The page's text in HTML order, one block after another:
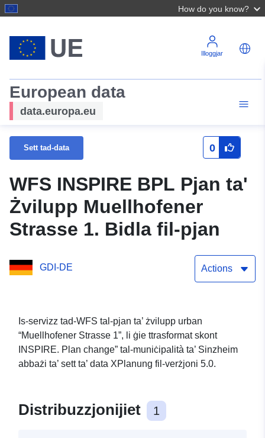
How do you know?
Illoggjar
European data
data.europa.eu
Sett tad-data 0
WFS INSPIRE BPL Pjan ta'
Żvilupp Muellhofener
Strasse 1. Bidla fil-pjan
GDI-DE Actions
Is-servizz tad-WFS tal-pjan ta’ żvilupp urban
“Muellhofener Strasse 1”, li ġie ttrasformat skont
INSPIRE. Plan change” tal-muniċipalità ta’ Sinzheim
abbażi ta’ sett ta’ data XPlanung fil-verżjoni 5.0.
Distribuzzjonijiet 1